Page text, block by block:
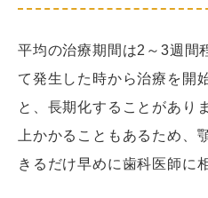
平均の治療期間は2～3週間
て発生した時から治療を開
と、長期化することがあり
上かかることもあるため、
きるだけ早めに歯科医師に